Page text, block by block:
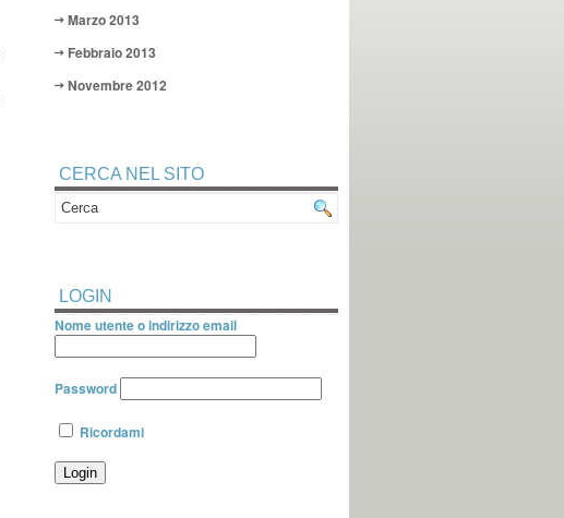
Marzo 2013
Febbraio 2013
Novembre 2012
CERCA NEL SITO
LOGIN
Nome utente o indirizzo email
Password
Ricordami